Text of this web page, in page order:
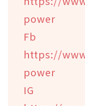
power
https://
power